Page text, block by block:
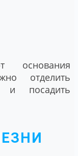
отделить
и посадить